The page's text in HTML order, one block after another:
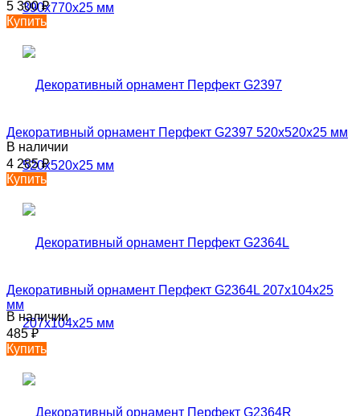
5 300₽
Купить
Декоративный орнамент Перфект G2397 520х520х25 мм
В наличии
4 285₽
Купить
Декоративный орнамент Перфект G2364L 207х104х25
мм
В наличии
485₽
Купить